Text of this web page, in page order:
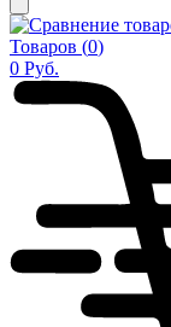
Товаров (0)
0 Руб.